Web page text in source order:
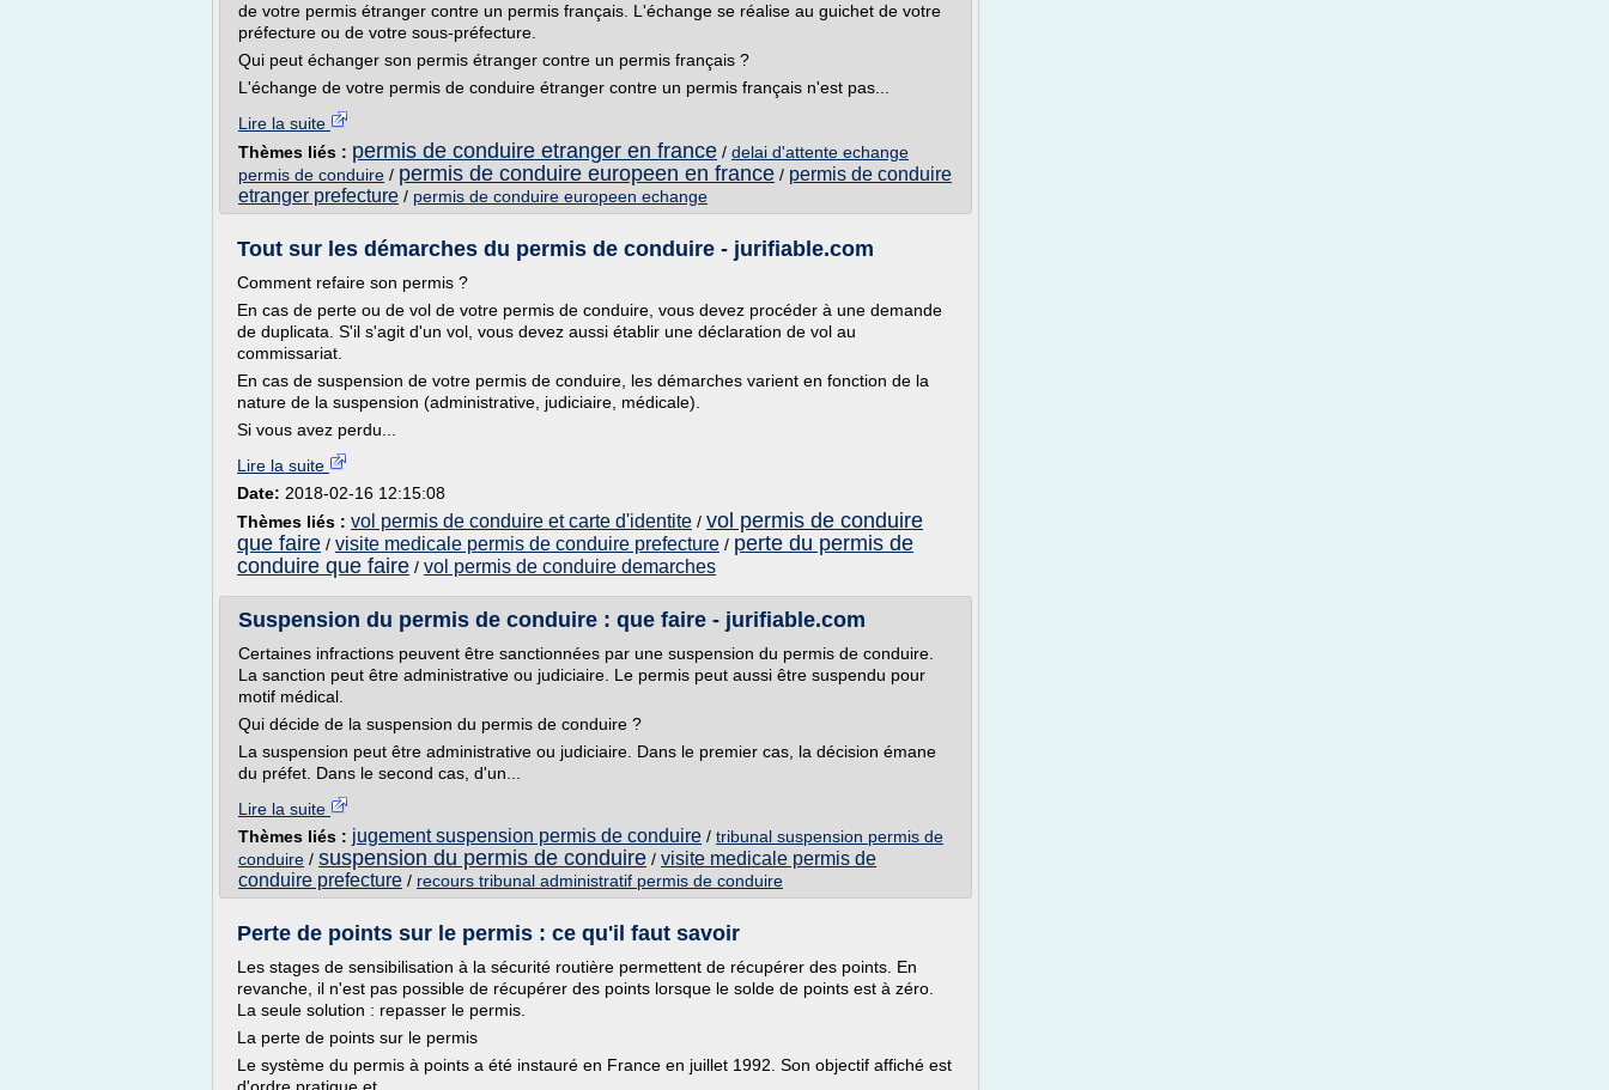
de votre permis étranger contre un permis français. L'échange se réalise au guichet de votre
préfecture ou de votre sous-préfecture.
Qui peut échanger son permis étranger contre un permis français ?
L'échange de votre permis de conduire étranger contre un permis français n'est pas...
Lire la suite
Thèmes liés : permis de conduire etranger en france / delai d'attente echange
permis de conduire / permis de conduire europeen en france / permis de conduire
etranger prefecture / permis de conduire europeen echange
Tout sur les démarches du permis de conduire - jurifiable.com
Comment refaire son permis ?
En cas de perte ou de vol de votre permis de conduire, vous devez procéder à une demande
de duplicata. S'il s'agit d'un vol, vous devez aussi établir une déclaration de vol au
commissariat.
En cas de suspension de votre permis de conduire, les démarches varient en fonction de la
nature de la suspension (administrative, judiciaire, médicale).
Si vous avez perdu...
Lire la suite
Date: 2018-02-16 12:15:08
Thèmes liés : vol permis de conduire et carte d'identite / vol permis de conduire
que faire / visite medicale permis de conduire prefecture / perte du permis de
conduire que faire / vol permis de conduire demarches
Suspension du permis de conduire : que faire - jurifiable.com
Certaines infractions peuvent être sanctionnées par une suspension du permis de conduire.
La sanction peut être administrative ou judiciaire. Le permis peut aussi être suspendu pour
motif médical.
Qui décide de la suspension du permis de conduire ?
La suspension peut être administrative ou judiciaire. Dans le premier cas, la décision émane
du préfet. Dans le second cas, d'un...
Lire la suite
Thèmes liés : jugement suspension permis de conduire / tribunal suspension permis de
conduire / suspension du permis de conduire / visite medicale permis de
conduire prefecture / recours tribunal administratif permis de conduire
Perte de points sur le permis : ce qu'il faut savoir
Les stages de sensibilisation à la sécurité routière permettent de récupérer des points. En
revanche, il n'est pas possible de récupérer des points lorsque le solde de points est à zéro.
La seule solution : repasser le permis.
La perte de points sur le permis
Le système du permis à points a été instauré en France en juillet 1992. Son objectif affiché est